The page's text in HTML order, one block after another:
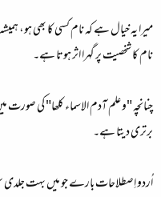
میرا یہ خیال ہے کہ نام کسی کا بھی ہو، ہمیشہ
نام کا شخصیت پر گہرا اثر ہوتا ہے۔
چنانچہ "و علم آدم الاسماء کلھا" کی صورت
برتری دیتا ہے۔
اُردو اِصطلاحات بارے جو میں بہت جلدی